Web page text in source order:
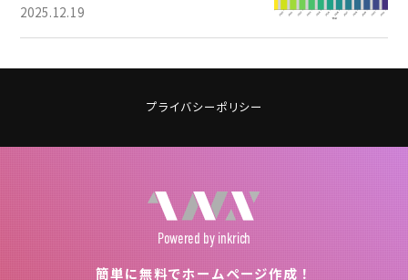
2025.12.19
プライバシーポリシー
Powered by inkrich
簡単に無料でホームページ作成！